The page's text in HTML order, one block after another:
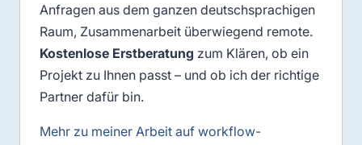
Anfragen aus dem ganzen deutschsprachigen
Raum, Zusammenarbeit überwiegend remote.
Kostenlose Erstberatung zum Klären, ob ein
Projekt zu Ihnen passt – und ob ich der richtige
Partner dafür bin.
Mehr zu meiner Arbeit auf workflow-